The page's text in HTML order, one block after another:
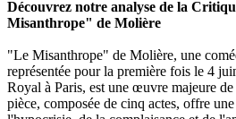
Découvrez notre analyse de la
Misanthrope" de Molière
"Le Misanthrope" de Molière, une
représentée pour la première fois le 4
Royal à Paris, est une œuvre majeure
pièce, composée de cinq actes, offre